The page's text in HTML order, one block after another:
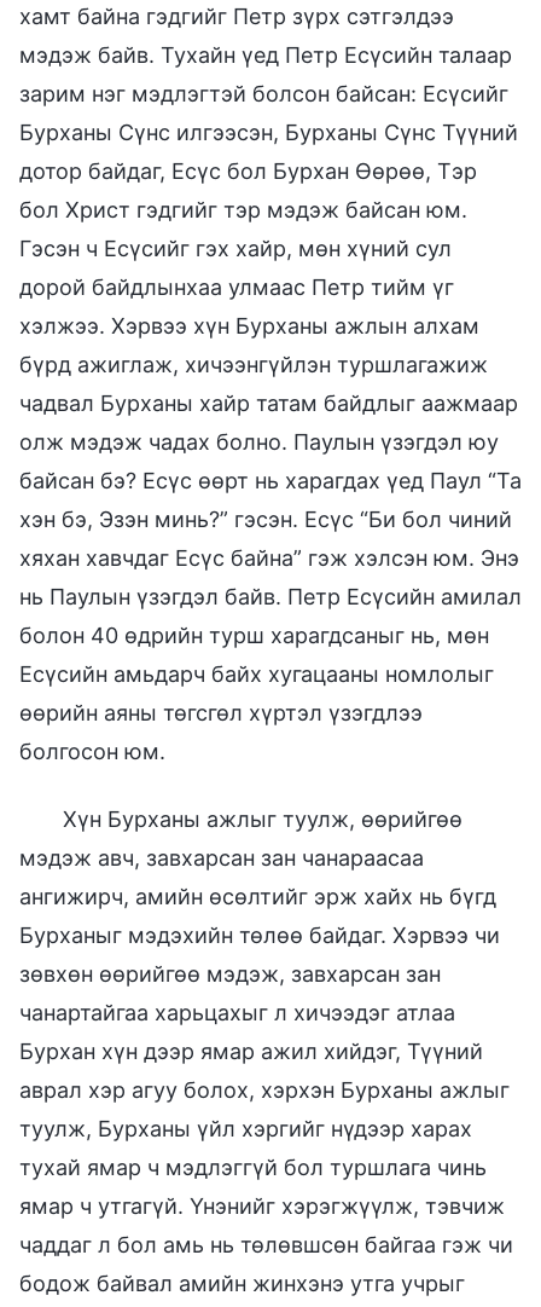
хамт байна гэдгийг Петр зүрх сэтгэлдээ
мэдэж байв. Тухайн үед Петр Есүсийн талаар
зарим нэг мэдлэгтэй болсон байсан: Есүсийг
Бурханы Сүнс илгээсэн, Бурханы Сүнс Түүний
дотор байдаг, Есүс бол Бурхан Өөрөө, Тэр
бол Христ гэдгийг тэр мэдэж байсан юм.
Гэсэн ч Есүсийг гэх хайр, мөн хүний сул
дорой байдлынхаа улмаас Петр тийм үг
хэлжээ. Хэрвээ хүн Бурханы ажлын алхам
бүрд ажиглаж, хичээнгүйлэн туршлагажиж
чадвал Бурханы хайр татам байдлыг аажмаар
олж мэдэж чадах болно. Паулын үзэгдэл юу
байсан бэ? Есүс өөрт нь харагдах үед Паул “Та
хэн бэ, Эзэн минь?” гэсэн. Есүс “Би бол чиний
хяхан хавчдаг Есүс байна” гэж хэлсэн юм. Энэ
нь Паулын үзэгдэл байв. Петр Есүсийн амилал
болон 40 өдрийн турш харагдсаныг нь, мөн
Есүсийн амьдарч байх хугацааны номлолыг
өөрийн аяны төгсгөл хүртэл үзэгдлээ
болгосон юм.
Хүн Бурханы ажлыг туулж, өөрийгөө
мэдэж авч, завхарсан зан чанараасаа
ангижирч, амийн өсөлтийг эрж хайх нь бүгд
Бурханыг мэдэхийн төлөө байдаг. Хэрвээ чи
зөвхөн өөрийгөө мэдэж, завхарсан зан
чанартайгаа харьцахыг л хичээдэг атлаа
Бурхан хүн дээр ямар ажил хийдэг, Түүний
аврал хэр агуу болох, хэрхэн Бурханы ажлыг
туулж, Бурханы үйл хэргийг нүдээр харах
тухай ямар ч мэдлэггүй бол туршлага чинь
ямар ч утгагүй. Үнэнийг хэрэгжүүлж, тэвчиж
чаддаг л бол амь нь төлөвшсөн байгаа гэж чи
бодож байвал амийн жинхэнэ утга учрыг